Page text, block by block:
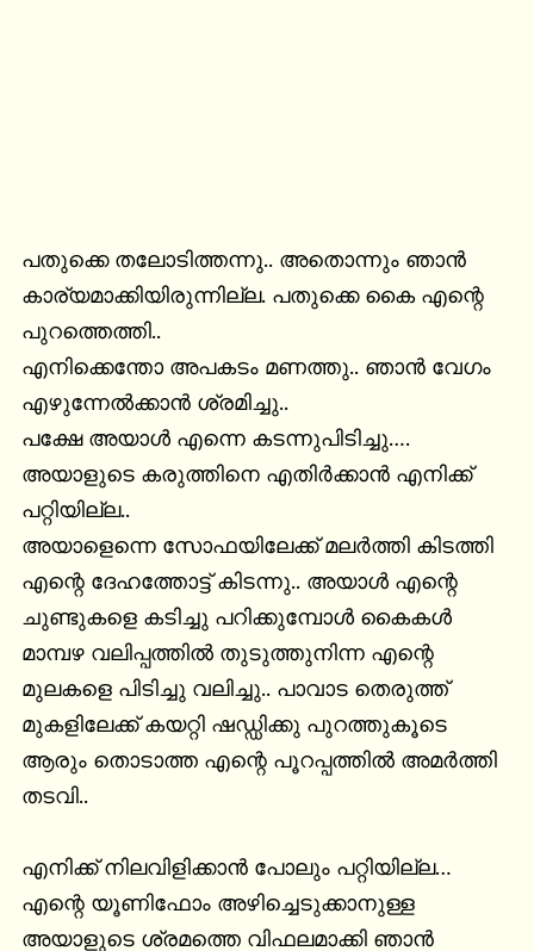
പതുക്കെ തലോടിത്തന്നു.. അതൊന്നും ഞാൻ
കാര്യമാക്കിയിരുന്നില്ല. പതുക്കെ കൈ എന്റെ
പുറത്തെത്തി..
എനിക്കെന്തോ അപകടം മണത്തു.. ഞാൻ വേഗം
എഴുന്നേൽക്കാൻ ശ്രമിച്ചു..
പക്ഷേ അയാൾ എന്നെ കടന്നുപിടിച്ചു….
അയാളുടെ കരുത്തിനെ എതിർക്കാൻ എനിക്ക്
പറ്റിയില്ല..
അയാളെന്നെ സോഫയിലേക്ക് മലർത്തി കിടത്തി
എന്റെ ദേഹത്തോട്ട് കിടന്നു.. അയാൾ എന്റെ
ചുണ്ടുകളെ കടിച്ചു പറിക്കുമ്പോൾ കൈകൾ
മാമ്പഴ വലിപ്പത്തിൽ തുടുത്തുനിന്ന എന്റെ
മുലകളെ പിടിച്ചു വലിച്ചു.. പാവാട തെരുത്ത്
മുകളിലേക്ക് കയറ്റി ഷഡ്ഡിക്കു പുറത്തുകൂടെ
ആരും തൊടാത്ത എന്റെ പൂറപ്പത്തിൽ അമർത്തി
തടവി..
എനിക്ക് നിലവിളിക്കാൻ പോലും പറ്റിയില്ല…
എന്റെ യൂണിഫോം അഴിച്ചെടുക്കാനുള്ള
അയാളുടെ ശ്രമത്തെ വിഫലമാക്കി ഞാൻ